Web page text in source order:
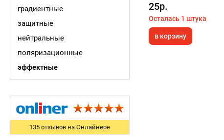
25р.
Осталась 1 штука
в корзину
градиентные
защитные
нейтральные
поляризационные
эффектные
135 отзывов на Онлайнере